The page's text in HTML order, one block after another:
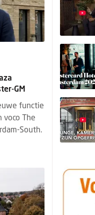
GM
functie
voco The
South.